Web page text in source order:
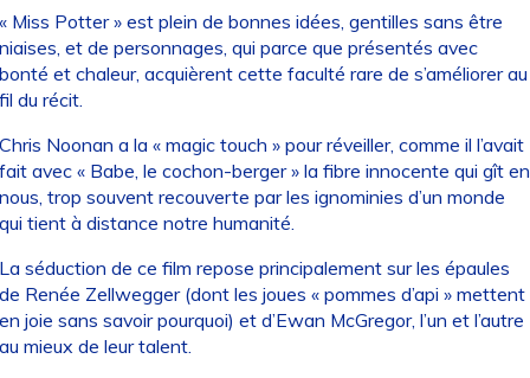
Miss Potter » est plein de bonnes idées, gentilles sans être
et de personnages, qui parce que présentés avec
et chaleur, acquièrent cette faculté rare de s’améliorer au
du récit.
Noonan a la « magic touch » pour réveiller, comme il l’avait
avec « Babe, le cochon-berger » la fibre innocente qui gît en
trop souvent recouverte par les ignominies d’un monde
tient à distance notre humanité.
séduction de ce film repose principalement sur les épaules
Renée Zellwegger (dont les joues « pommes d’api » mettent
joie sans savoir pourquoi) et d’Ewan McGregor, l’un et l’autre
mieux de leur talent.